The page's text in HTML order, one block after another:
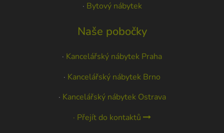
· Bytový nábytek
Naše pobočky
· Kancelářský nábytek Praha
· Kancelářský nábytek Brno
· Kancelářský nábytek Ostrava
· Přejít do kontaktů